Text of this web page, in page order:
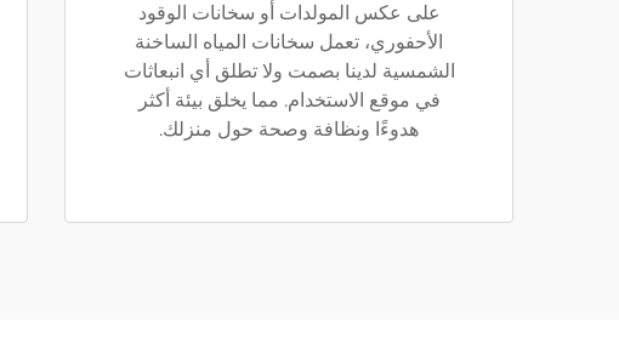
على عكس المولدات أو سخانات الوقود
الأحفوري، تعمل سخانات المياه الساخنة
الشمسية لدينا بصمت ولا تطلق أي انبعاثات
في موقع الاستخدام. مما يخلق بيئة أكثر
هدوءًا ونظافة وصحة حول منزلك.